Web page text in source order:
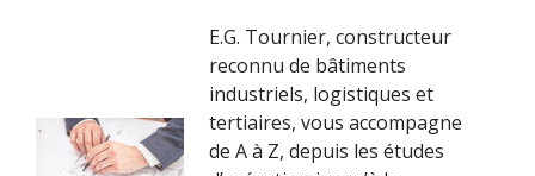
E.G. Tournier, constructeur
reconnu de bâtiments
industriels, logistiques et
tertiaires, vous accompagne
de A à Z, depuis les études